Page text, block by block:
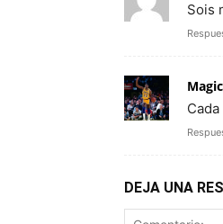
Sois
DEJA UNA